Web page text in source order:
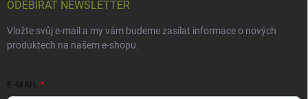
ODEBÍRAT NEWSLETTER
Vložte svůj e-mail a my vám budeme zasílat informace o nových
produktech na našem e-shopu.
E-MAIL